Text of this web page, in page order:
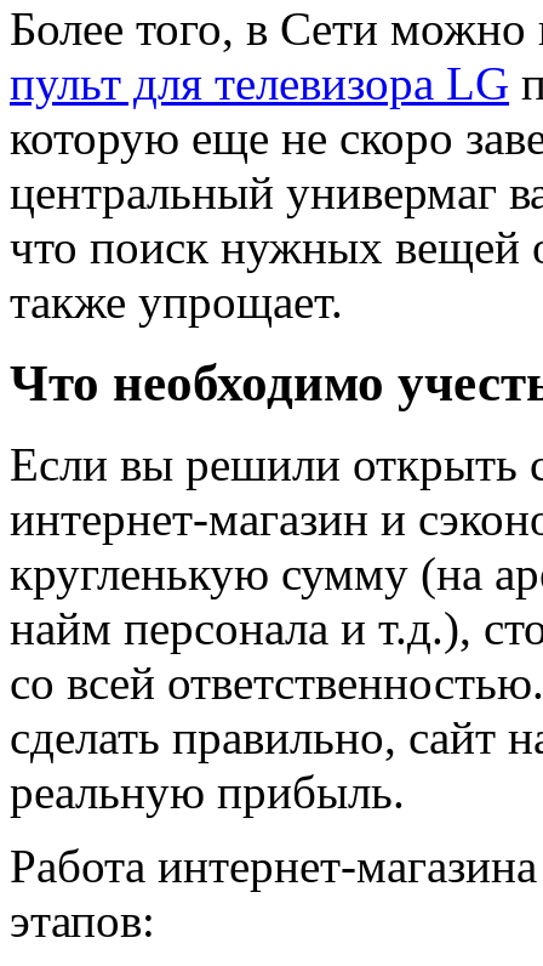
Более того, в Сети
пульт для телевизора LG
которую еще не скоро
центральный универмаг
что поиск нужных вещей
также упрощает.
Что необходимо
Если вы решили открыть
интернет-магазин и
кругленькую сумму (на
найм персонала и т.д.),
со всей
сделать правильно, сайт
реальную прибыль.
Работа интернет-
этапов: